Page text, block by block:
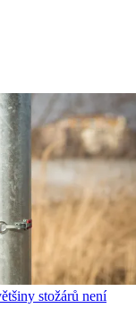
stožárů není